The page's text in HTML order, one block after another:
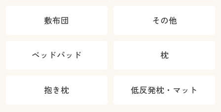
敷布団 その他
ベッドパッド 枕
抱き枕 低反発枕・マット